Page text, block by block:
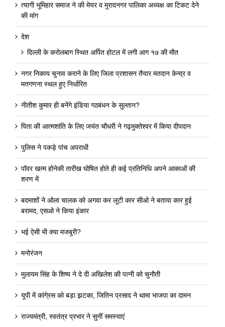
त्यागी भूमिहार समाज ने की मेयर व मुरादनगर पालिका अध्यक्ष का टिकट देने
की मांग
देश
दिल्ली के करोलबाग स्थित अर्पित होटल में लगी आग १७ की मौत
नगर निकाय चुनाव कराने के लिए जिला प्रशासन तैयार मतदान केन्द्र व
मतगणना स्थल हुए निर्धारित
नीतीश कुमार ही बनेंगे इंडिया गठबंधन के सुल्तान?
पिता की आत्मशांति के लिए जयंत चौधरी ने गढ़मुक्तेश्वर में किया दीपदान
पुलिस ने पकड़े पांच अपराधी
पॉवर खत्म होनेकी तारीख घोषित होते ही कई प्रतिनिधि अपने आकाओं की
शरण में
बदमाशों ने ओला चालक को अगवा कर लूटी कार सीओ ने बताया कार हुई
बरामद, एसओ ने किया इंकार
भई ऐसी भी क्या मजबूरी?
मनोरंजन
मुलायम सिंह के शिष्य ने दे दी अखिलेश की पत्नी को चुनौती
यूपी में कांगे्रस को बड़ा झटका, जितिन प्रसाद ने थामा भाजपा का दामन
राज्यमंत्री, स्वतंत्र प्रभार ने सुनीं समस्याएं